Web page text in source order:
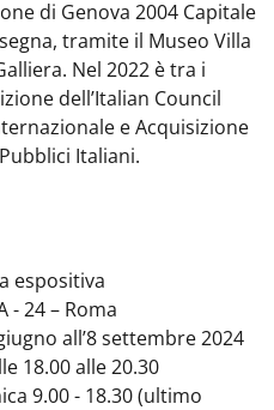
di Genova 2004 Capitale
tramite il Museo Villa
Nel 2022 è tra i
dell’Italian Council
e Acquisizione
Italiani.
espositiva
- 24 – Roma
all’8 settembre 2024
18.00 alle 20.30
9.00 - 18.30 (ultimo